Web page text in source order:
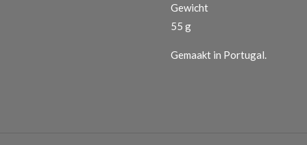
Gewicht
55 g
Gemaakt in Portugal.